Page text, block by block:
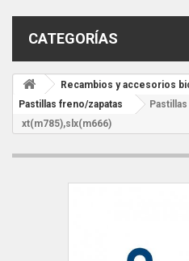
CATEGORÍAS
Recambios y accesorios
Pastillas freno/zapatas
xt(m785),slx(m666)